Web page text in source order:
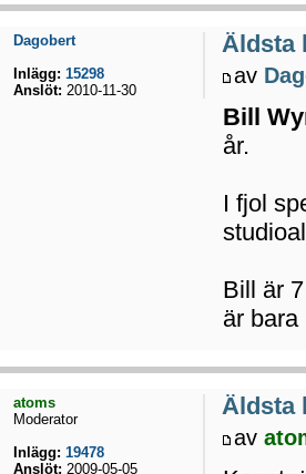
Äldsta
av
Bill
år.
I fjol
Bill är
är bara
Dagobert
Inlägg: 15298
Anslöt: 2010-11-30
Äldsta
av
atoms
Moderator
Inlägg: 19478
Anslöt: 2009-05-05